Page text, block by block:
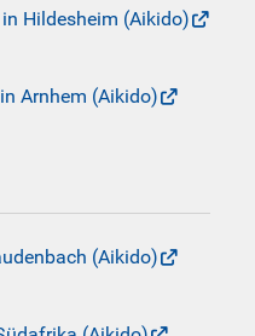
Hildesheim (Aikido)
Arnhem (Aikido)
(Aikido)